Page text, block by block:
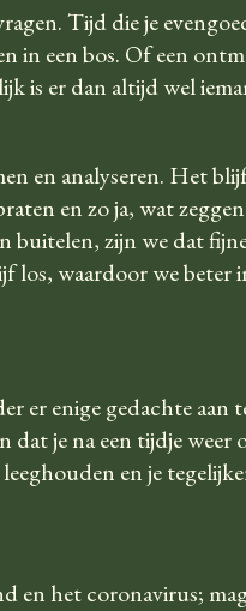
Tijd die je
in een bos. Of een
is er dan altijd wel
en analyseren. Het
en zo ja, wat
buitelen, zijn we dat
waardoor we beter
er enige gedachte aan
dat je na een tijdje
en je
en het coronavirus;